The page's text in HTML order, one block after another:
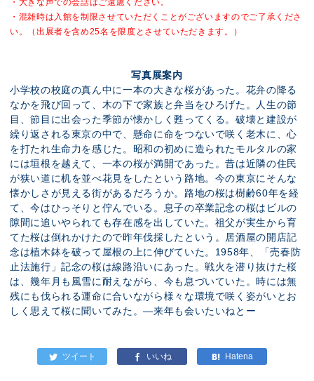
・大きな声での会話はご遠慮ください。
・混雑時は入館を制限させていただくことがございますのでご了承くださ
い。
（出展者を含め25名を限度とさせていただきます。）
写真展案内
小学校の校庭の真ん中に一本の大きな桜があった。花弁の降る
なかを飛び回って、木の下で家族と弁当をひろげた。人生の節
目、節目に出会った季節が懐かしく甦ってくる。破壊と建設が
繰り返される東京の中で、懸命に命をつないで咲く老木に、心
を打たれ生命力を感じた。昭和の初めに造られたモルタルの家
には垣根を越えて、一本の桜が満開であった。昔は近隣の住民
が狭い道に机を並べ花見をしたという路地。今の東京にそんな
懐かしさが見える街があるだろうか。路地の桜は樹齢60年を経
て、今はひっそりと佇んでいる。息子の卒業記念の桜はビルの
隙間に追いやられても存在感を出していた。祖父が実生から育
てた桜は倒れかけたので昨年伐採したという。居酒屋の開店記
念は植木鉢を破って屋根の上に伸びていた。1958年、「売春防
止法施行」記念の桜は線路沿いにあった。戦火を潜り抜けた桜
は、幾年月も風雪に耐えながら、今も息づいていた。時には無
残にも伐られる運命に合いながら様々な環境で咲く姿がいとお
しく思えて桜に聞いてみた。―来年も会いたいねとー